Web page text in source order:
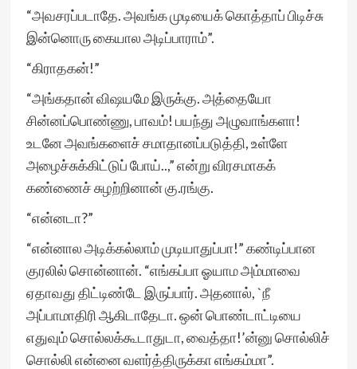
“அவசரப்படாதே. அவங்க முடியைக் கொத்தாப் பிடிச்சு
இன்னொரு கையால அடிப்பாராம்”.
“கிராதகன்!”
“அங்கதான் விஷயமே இருக்கு. அத்தையோ
சின்னப்பொண்ணு, பாவம்! பயந்து அழுவாங்களா!
உடனே அவங்களைச் சமாதானப்படுத்தி, உள்ளே
அழைச்சுக்கிட்டுப் போய்..,” என்று விரசமாகக்
கண்ணைச் சுழற்றினான் கு.ரங்கு.
“என்னடா?”
“என்னால அடிக்கல்லாம் முடியாதுப்பா!” கண்டிப்பான
குரலில் சொன்னான். “எங்கப்பா ஓயாம அம்மாவை
ஏதாவது திட்டிண்டே இருப்பார். அதனால், `நீ
அப்பாமாதிரி ஆகிடாதேடா. ஒன் பொண்டாட்டியை
எதுவும் சொல்லக்கூடாதுடா, வைத்தா!’ன்னு சொல்லிச்
சொல்லி என்னை வளர்த்திருக்கா எங்கம்மா”.